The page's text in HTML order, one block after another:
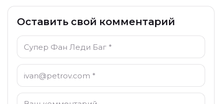
Оставить свой комментарий
Имя: *
Электронная почта: *
Комментарий: *